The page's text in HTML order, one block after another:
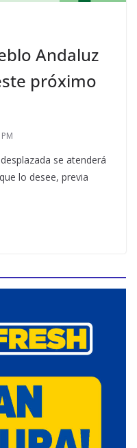
Andaluz
próximo
se atenderá
lo desee, previa